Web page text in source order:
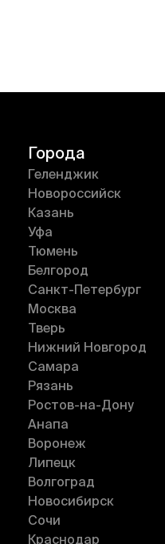
Города
Геленджик
Новороссийск
Казань
Уфа
Тюмень
Белгород
Санкт-Петербург
Москва
Тверь
Нижний Новгород
Самара
Рязань
Ростов-на-Дону
Анапа
Воронеж
Липецк
Волгоград
Новосибирск
Сочи
Краснодар